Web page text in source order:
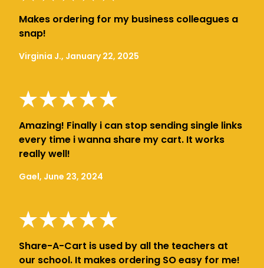
Makes ordering for my business colleagues a
snap!
Virginia J., January 22, 2025
Amazing! Finally i can stop sending single links
every time i wanna share my cart. It works
really well!
Gael, June 23, 2024
Share-A-Cart is used by all the teachers at
our school. It makes ordering SO easy for me!